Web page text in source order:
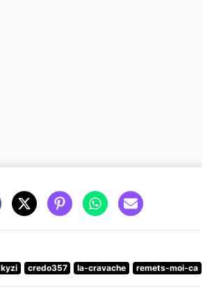
kyzi credo357 la-cravache remets-moi-ca